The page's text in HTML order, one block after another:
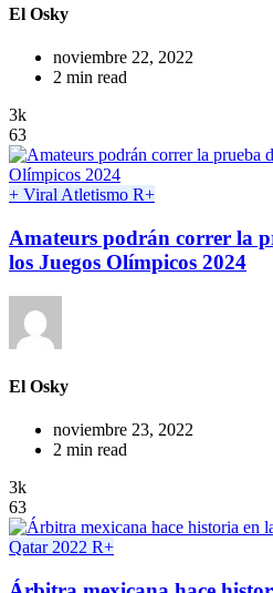
El Osky
noviembre 22, 2022
2 min read
3k
63
+ Viral Atletismo R+
Amateurs podrán correr la
los Juegos Olímpicos 2024
El Osky
noviembre 23, 2022
2 min read
3k
63
Qatar 2022 R+